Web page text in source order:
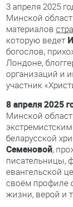
3 апреля 2025
Минской
материалов
которую ведет
богослов,
Лондоне,
организаций и
участник
8 апреля 2025
Минской
беларусской
Семеновой,
писательницы,
евангельской
своём профиле
жизни, верой и